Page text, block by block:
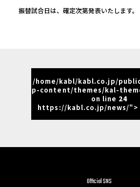
振替試合日は、確定次第発表いたします。
/home/kabl/kabl.co.jp/
p-content/themes/kal-
on line 24
https://kabl.co.jp/news/">
Official SNS